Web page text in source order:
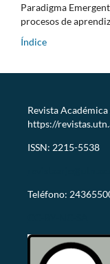
Paradigma
procesos de
Índice
Revista
https://
ISSN: 2215-5538
Teléfono: